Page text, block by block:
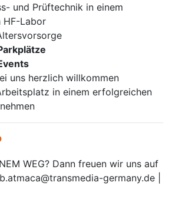
und Prüftechnik in einem
HF-Labor
uns herzlich willkommen
in einem erfolgreichen
WEG? Dann freuen wir uns auf
germany.de |